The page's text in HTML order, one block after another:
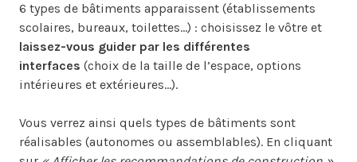
6 types de bâtiments apparaissent (établissements
scolaires, bureaux, toilettes...) : choisissez le vôtre et
laissez-vous guider par les différentes
interfaces (choix de la taille de l’espace, options
intérieures et extérieures...).
Vous verrez ainsi quels types de bâtiments sont
réalisables (autonomes ou assemblables). En cliquant